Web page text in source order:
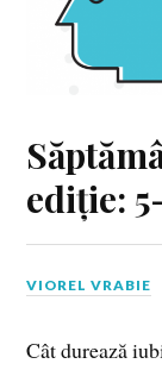
ediție:
VIOREL VRABIE
Cât durează